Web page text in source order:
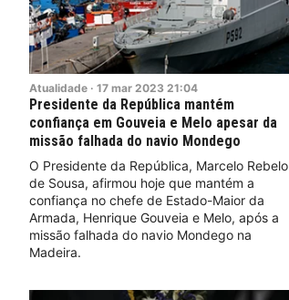
Atualidade · 17 mar 2023 21:04
Presidente da República mantém
confiança em Gouveia e Melo apesar da
missão falhada do navio Mondego
O Presidente da República, Marcelo Rebelo
de Sousa, afirmou hoje que mantém a
confiança no chefe de Estado-Maior da
Armada, Henrique Gouveia e Melo, após a
missão falhada do navio Mondego na
Madeira.